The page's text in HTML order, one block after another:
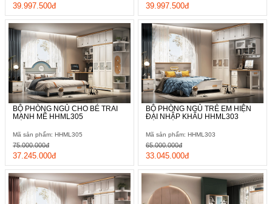
39.997.500đ 39.997.500đ
BỘ PHÒNG NGỦ CHO BÉ TRAI
MẠNH MẼ HHML305
Mã sản phẩm: HHML305
37.245.000đ
75.000.000đ
BỘ PHÒNG NGỦ TRẺ EM HIỆN
ĐẠI NHẬP KHẨU HHML303
Mã sản phẩm: HHML303
33.045.000đ
65.000.000đ